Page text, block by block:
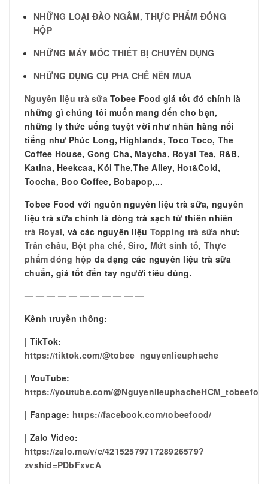
NHỮNG LOẠI ĐÀO NGÂM, THỰC PHẨM ĐÓNG
HỘP
NHỮNG MÁY MÓC THIẾT BỊ CHUYÊN DỤNG
NHỮNG DỤNG CỤ PHA CHẾ NÊN MUA
Nguyên liệu trà sữa Tobee Food giá tốt đó chính là
những gì chúng tôi muốn mang đến cho bạn,
những ly thức uống tuyệt vời như nhãn hàng nổi
tiếng như Phúc Long, Highlands, Toco Toco, The
Coffee House, Gong Cha, Maycha, Royal Tea, R&B,
Katina, Heekcaa, Kói The,The Alley, Hot&Cold,
Toocha, Boo Coffee, Bobapop,...
Tobee Food với nguồn nguyên liệu trà sữa, nguyên
liệu trà sữa chính là dòng trà sạch từ thiên nhiên
trà Royal, và các nguyên liệu Topping trà sữa như:
Trân châu, Bột pha chế, Siro, Mứt sinh tố, Thực
phẩm đóng hộp đa dạng các nguyên liệu trà sữa
chuẩn, giá tốt đến tay người tiêu dùng.
— — — — — — — — — — —
Kênh truyền thông:
| TikTok:
https://tiktok.com/@tobee_nguyenlieuphache
| YouTube:
https://youtube.com/
| Fanpage: https://facebook.com/tobeefood/
| Zalo Video:
https://zalo.me/v/c/4215257971728926579?
zvshid=PDbFxvcA